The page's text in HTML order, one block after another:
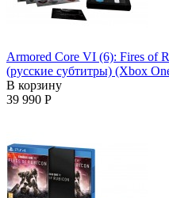
Armored Core VI (6): Fires of
(русские субтитры) (Xbox
В корзину
39 990 Р